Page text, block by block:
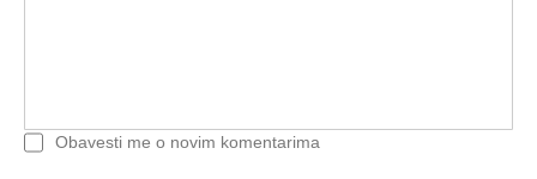
Obavesti me o novim komentarima